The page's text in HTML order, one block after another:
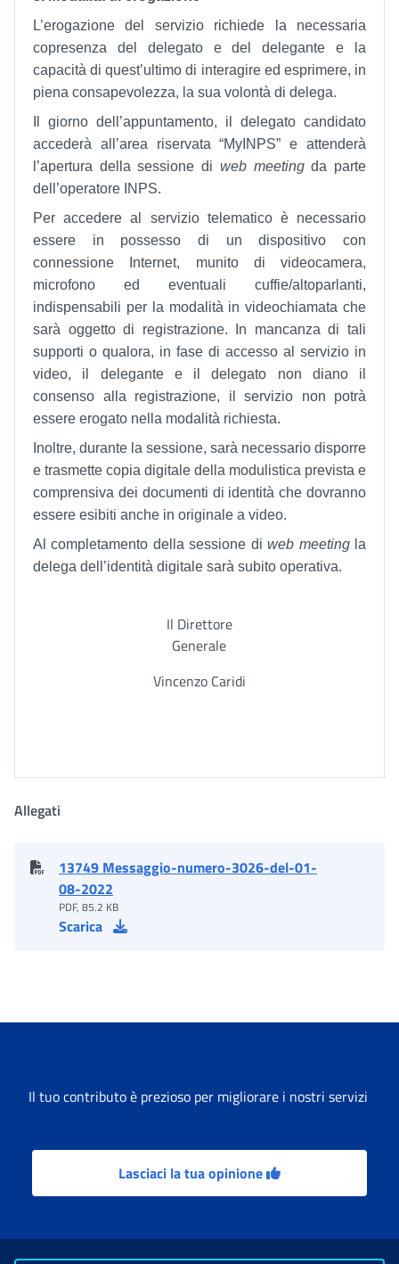
L’erogazione del servizio richiede la necessaria
copresenza del delegato e del delegante e la
capacità di quest’ultimo di interagire ed esprimere, in
piena consapevolezza, la sua volontà di delega.
Il giorno dell’appuntamento, il delegato candidato
accederà all’area riservata “MyINPS” e attenderà
l’apertura della sessione di web meetingda parte
dell’operatore INPS.
Per accedere al servizio telematico è necessario
essere in possesso di un dispositivo con
connessione Internet, munito di videocamera,
microfono ed eventuali cuffie/altoparlanti,
indispensabili per la modalità in videochiamata che
sarà oggetto di registrazione. In mancanza di tali
supporti o qualora, in fase di accesso al servizio in
video, il delegante e il delegato non diano il
consenso alla registrazione, il servizio non potrà
essere erogato nella modalità richiesta.
Inoltre, durante la sessione, sarà necessario disporre
e trasmette copia digitale della modulistica prevista e
comprensiva dei documenti di identità che dovranno
essere esibiti anche in originale a video.
Al completamento della sessione diweb meetingla
delega dell’identità digitale sarà subito operativa.
Il Direttore
Generale
Vincenzo Caridi
Allegati
13749 Messaggio-numero-3026-del-01-
08-2022
PDF, 85.2 KB
Scarica
Il tuo contributo è prezioso per migliorare i nostri servizi
Lasciaci la tua opinione